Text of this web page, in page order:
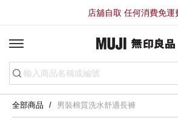
店舖自取 任何消費免運
全部商品 男裝棉質洗水舒適長褲